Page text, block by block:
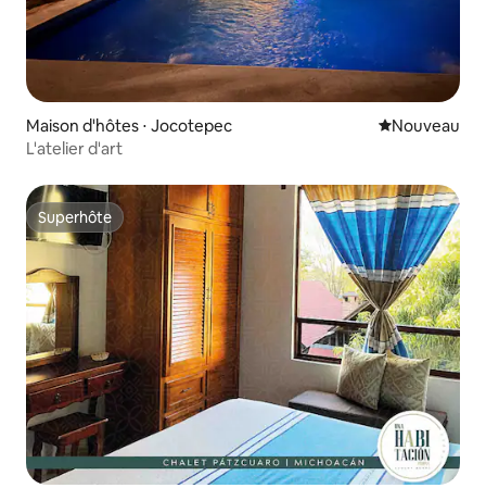
Maison d'hôtes ⋅ Jocotepec Nouvel
Nouveau
L'atelier d'art
Superhôte
Superhôte